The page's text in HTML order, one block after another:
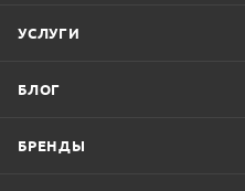
УСЛУГИ
БЛОГ
БРЕНДЫ